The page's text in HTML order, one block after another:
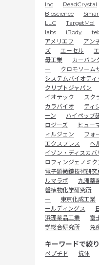
Inc
ReadCrystal
Bioscience
LLC
TargetMol
labs
iBody
アメリエフ
アン
ズ
エーセル
母工業
カーバン
ー
クロモソーム
システムバイオティ
クリプトジャパン
イオテック
スク
カラバイオ
ティ
ーン
ハイペップ
ロジーズ
ヒュー
ィルジェン
フォ
エクスプレス
ヘ
イゾン・ディスカバ
ロフィンジェノミク
電子顕微鏡技術研究
ルマラボ
九洲薬
磐植物化学研究所
ー
東京化成工業
ールディングス
浜理薬品工業
富
学総合研究所
免
キーワードで絞
ペプチド 抗体